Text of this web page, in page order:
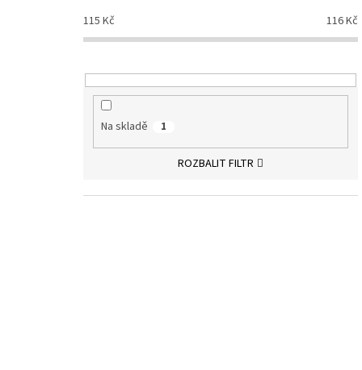
115 Kč 116Kč
Na skladě 1
ROZBALIT FILTR